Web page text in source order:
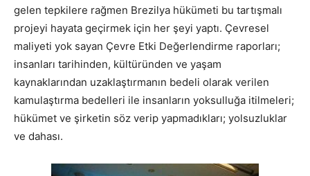
gelen tepkilere rağmen Brezilya hükümeti bu tartışmalı
projeyi hayata geçirmek için her şeyi yaptı. Çevresel
maliyeti yok sayan Çevre Etki Değerlendirme raporları;
insanları tarihinden, kültüründen ve yaşam
kaynaklarından uzaklaştırmanın bedeli olarak verilen
kamulaştırma bedelleri ile insanların yoksulluğa itilmeleri;
hükümet ve şirketin söz verip yapmadıkları; yolsuzluklar
ve dahası.